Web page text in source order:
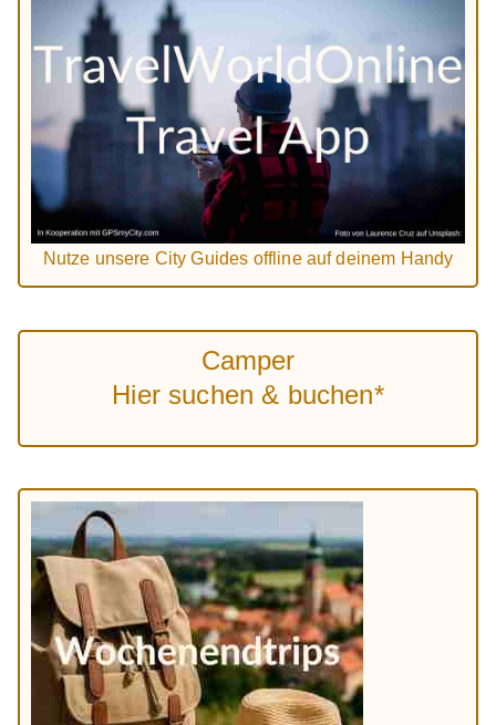
Nutze unsere City Guides offline auf deinem Handy
Camper
Hier suchen & buchen*